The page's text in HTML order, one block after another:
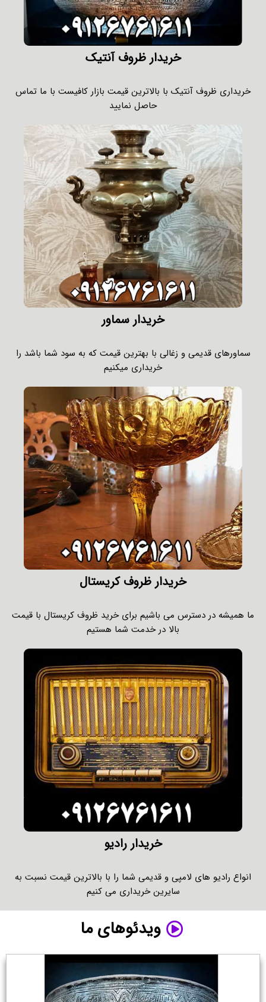
خریدار ظروف آنتیک
خریداری ظروف آنتیک با بالاترین قیمت بازار کافیست با ما تماس
حاصل نمایید
خریدار سماور
سماورهای قدیمی و زغالی با بهترین قیمت که به سود شما باشد را
خریداری میکنیم
خریدار ظروف کریستال
ما همیشه در دسترس می باشیم برای خرید ظروف کریستال با قیمت
بالا در خدمت شما هستیم
خریدار رادیو
انواع رادیو های لامپی و قدیمی شما را با بالاترین قیمت نسبت به
سایرین خریداری می کنیم
ویدئوهای ما